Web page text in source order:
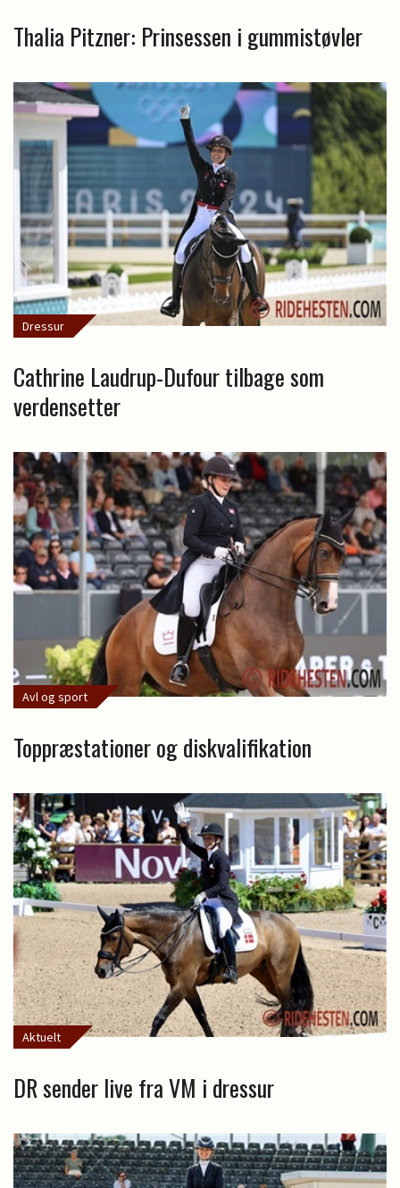
Thalia Pitzner: Prinsessen i gummistøvler
Dressur
Cathrine Laudrup-Dufour tilbage som
verdensetter
Avl og sport
Toppræstationer og diskvalifikation
Aktuelt
DR sender live fra VM i dressur